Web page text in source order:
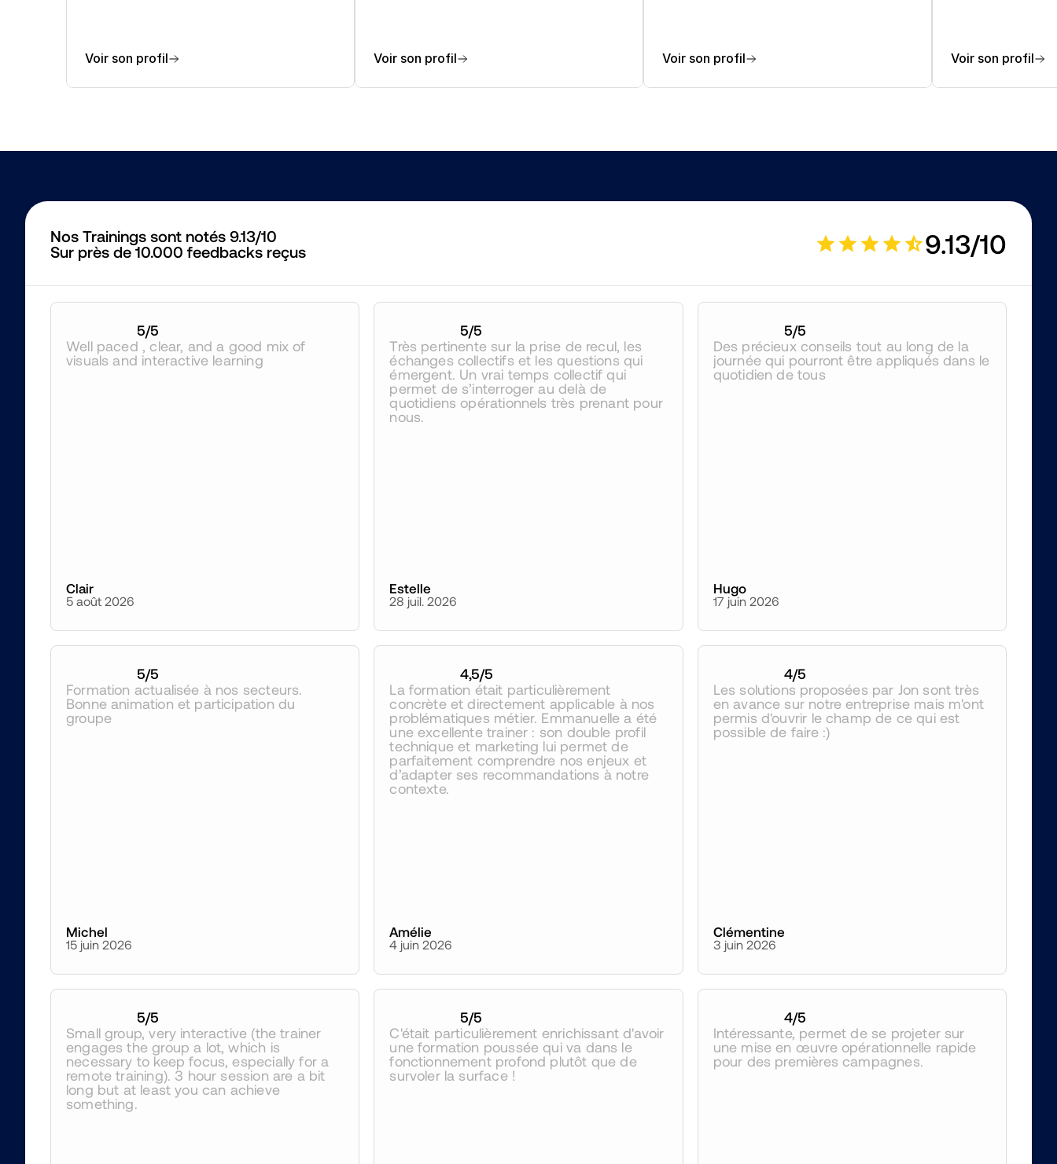
Voir son profil Voir son profil Voir son profil Voir son profil
Nos Trainings sont notés 9.13/10
Sur près de 10.000 feedbacks reçus
9.13/10
5/5
Well paced , clear, and a good mix of
visuals and interactive learning
Clair
5 août 2026
5/5
Très pertinente sur la prise de recul, les
échanges collectifs et les questions qui
émergent. Un vrai temps collectif qui
permet de s’interroger au delà de
quotidiens opérationnels très prenant pour
nous.
Estelle
28 juil. 2026
5/5
Des précieux conseils tout au long de la
journée qui pourront être appliqués dans le
quotidien de tous
Hugo
17 juin 2026
5/5
Formation actualisée à nos secteurs.
Bonne animation et participation du
groupe
Michel
15 juin 2026
4,5/5
La formation était particulièrement
concrète et directement applicable à nos
problématiques métier. Emmanuelle a été
une excellente trainer : son double profil
technique et marketing lui permet de
parfaitement comprendre nos enjeux et
d’adapter ses recommandations à notre
contexte.
Amélie
4 juin 2026
4/5
Les solutions proposées par Jon sont très
en avance sur notre entreprise mais m'ont
permis d'ouvrir le champ de ce qui est
possible de faire :)
Clémentine
3 juin 2026
5/5
Small group, very interactive (the trainer
engages the group a lot, which is
necessary to keep focus, especially for a
remote training). 3 hour session are a bit
long but at least you can achieve
something.
5/5
C'était particulièrement enrichissant d'avoir
une formation poussée qui va dans le
fonctionnement profond plutôt que de
survoler la surface !
4/5
Intéressante, permet de se projeter sur
une mise en œuvre opérationnelle rapide
pour des premières campagnes.